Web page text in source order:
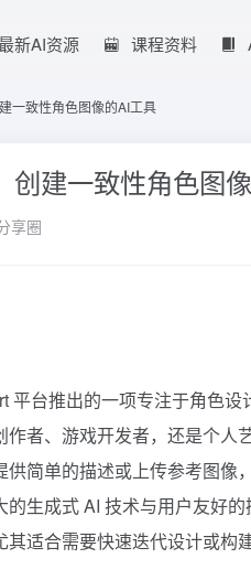
新AI资源 课程资料
一致性角色图像的AI工具
建一致性角色图
享圈
平台推出的一项专注于角色
者、游戏开发者，还是个
简单的描述或上传参考图
生成式 AI 技术与用户友好
适合需要快速迭代设计或构